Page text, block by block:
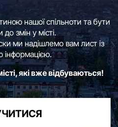
нашої спільноти та бути
змін у місті.
ми надішлемо вам лист із
інформацією.
які вже відбуваються!